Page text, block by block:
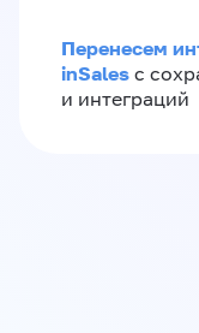
Перенесем
inSales с
и интеграций